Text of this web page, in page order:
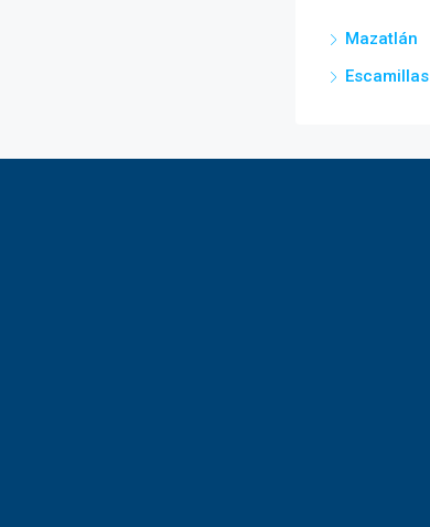
Mazatlán
Escamillas